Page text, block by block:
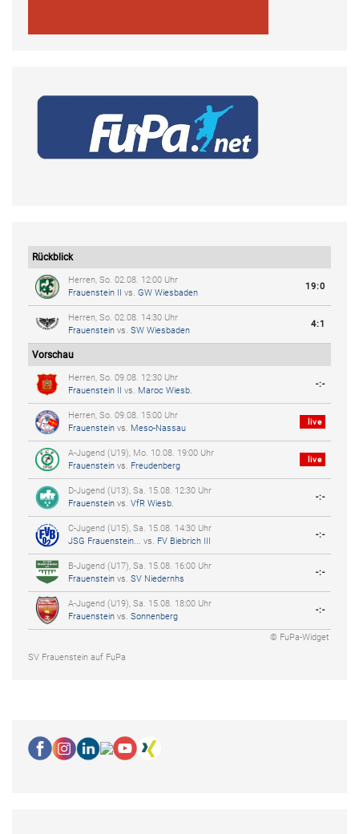
Rückblick
Herren, So. 02.08. 12:00 Uhr
Frauenstein II vs. GW Wiesbaden
19:0
Herren, So. 02.08. 14:30 Uhr
Frauenstein vs. SW Wiesbaden
4:1
Vorschau
Herren, So. 09.08. 12:30 Uhr
Frauenstein II vs. Maroc Wiesb.
-:-
Herren, So. 09.08. 15:00 Uhr
Frauenstein vs. Meso-Nassau
live
A-Jugend (U19), Mo. 10.08. 19:00 Uhr
Frauenstein vs. Freudenberg
live
D-Jugend (U13), Sa. 15.08. 12:30 Uhr
Frauenstein vs. VfR Wiesb.
-:-
C-Jugend (U15), Sa. 15.08. 14:30 Uhr
JSG Frauenstein...
vs. FV Biebrich III
-:-
B-Jugend (U17), Sa. 15.08. 16:00 Uhr
Frauenstein vs. SV Niedernhs
-:-
A-Jugend (U19), Sa. 15.08. 18:00 Uhr
Frauenstein vs. Sonnenberg
-:-
© FuPa-Widget
SV Frauenstein auf FuPa